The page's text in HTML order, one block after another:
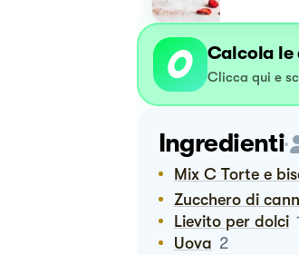
Calcola le
Clicca qui e
Ingredienti
Mix C Torte e
Zucchero di
Lievito per dolci 1
Uova 2